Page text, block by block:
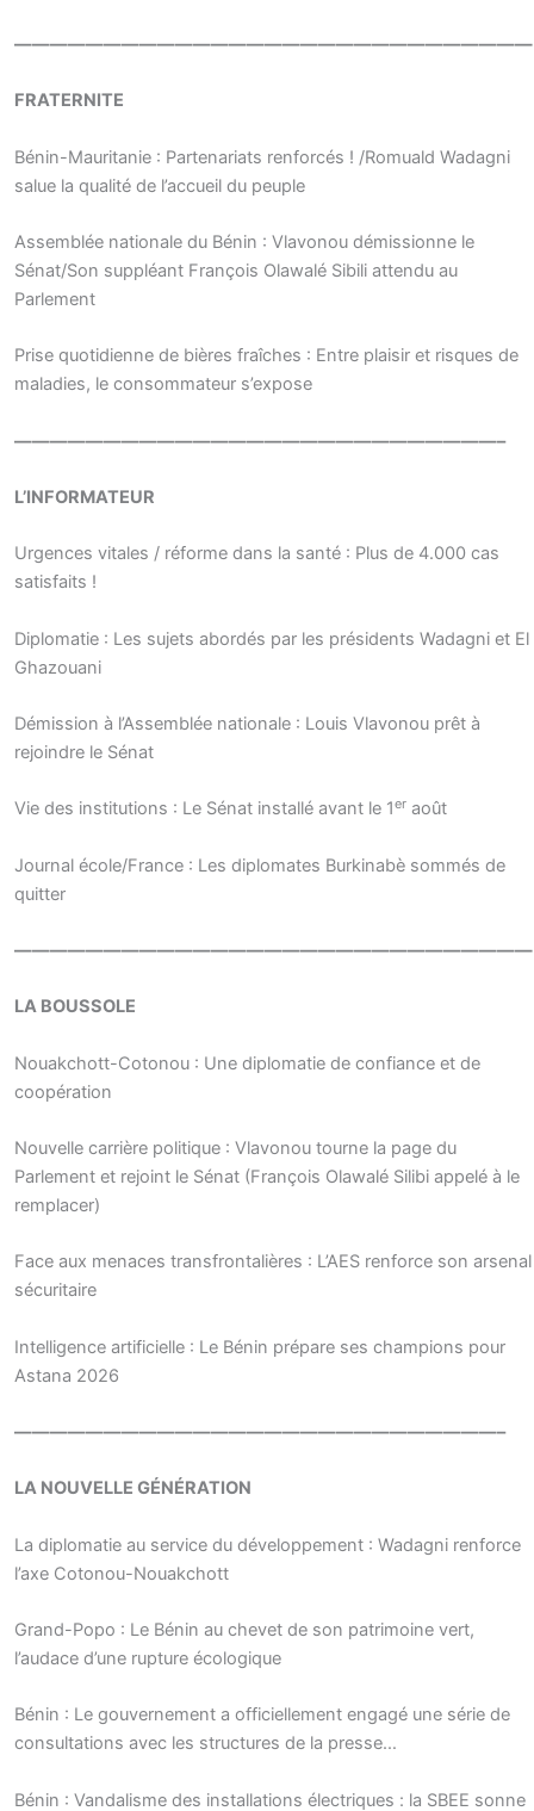
—————————————————————————————
FRATERNITE
Bénin-Mauritanie : Partenariats renforcés ! /Romuald Wadagni
salue la qualité de l’accueil du peuple
Assemblée nationale du Bénin : Vlavonou démissionne le
Sénat/Son suppléant François Olawalé Sibili attendu au
Parlement
Prise quotidienne de bières fraîches : Entre plaisir et risques de
maladies, le consommateur s’expose
———————————————————————————–
L’INFORMATEUR
Urgences vitales / réforme dans la santé : Plus de 4.000 cas
satisfaits !
Diplomatie : Les sujets abordés par les présidents Wadagni et El
Ghazouani
Démission à l’Assemblée nationale : Louis Vlavonou prêt à
rejoindre le Sénat
Vie des institutions : Le Sénat installé avant le 1er août
Journal école/France : Les diplomates Burkinabè sommés de
quitter
LA BOUSSOLE
Nouakchott-Cotonou : Une diplomatie de confiance et de
coopération
Nouvelle carrière politique : Vlavonou tourne la page du
Parlement et rejoint le Sénat (François Olawalé Silibi appelé à le
remplacer)
Face aux menaces transfrontalières : L’AES renforce son arsenal
sécuritaire
Intelligence artificielle : Le Bénin prépare ses champions pour
Astana 2026
———————————————————————————–
LA NOUVELLE GÉNÉRATION
La diplomatie au service du développement : Wadagni renforce
l’axe Cotonou-Nouakchott
Grand-Popo : Le Bénin au chevet de son patrimoine vert,
l’audace d’une rupture écologique
Bénin : Le gouvernement a officiellement engagé une série de
consultations avec les structures de la presse…
Bénin : Vandalisme des installations électriques : la SBEE sonne